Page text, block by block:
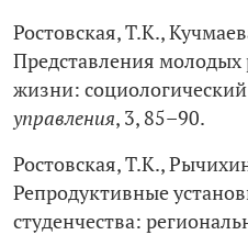
Ростовская, Т.К.,
Представления молодых
жизни:
управления, 3, 85–90.
Ростовская, Т.К.,
Репродуктивные
студенчества: